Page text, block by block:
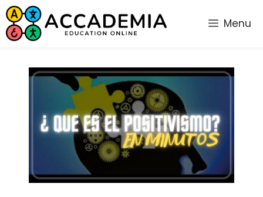
Saltar
al
contenido
Menu